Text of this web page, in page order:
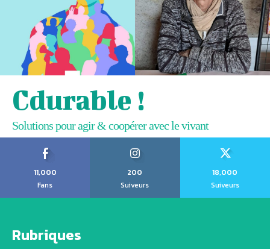
Cdurable !
Solutions pour agir & coopérer avec le vivant
11,000
Fans
200
Suiveurs
18,000
Suiveurs
Rubriques